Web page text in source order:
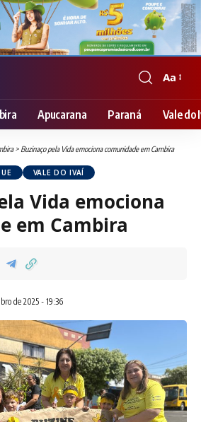
Font
Resizer
Aa
Apucarana Paraná Vale do
> Buzinaço pela Vida emociona comunidade em Cambira
VALE DO IVAÍ
Vida emociona
em Cambira
de 2025 - 19:36